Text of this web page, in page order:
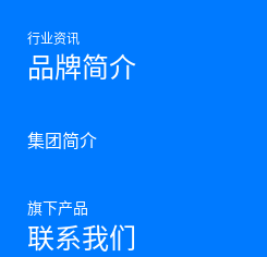
行业资讯
品牌简介
集团简介
旗下产品
联系我们